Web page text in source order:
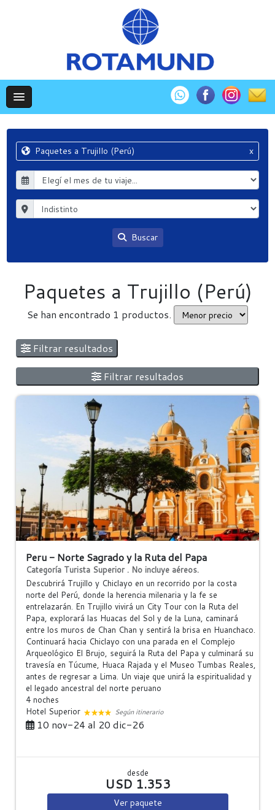
Paquetes a Trujillo (Perú) x
Buscar
Paquetes a Trujillo (Perú)
Se han encontrado 1 productos.
Filtrar resultados
Filtrar resultados
Peru - Norte Sagrado y la Ruta del Papa
Categoría Turista Superior . No incluye aéreos.
Descubrirá Trujillo y Chiclayo en un recorrido por la costa
norte del Perú, donde la herencia milenaria y la fe se
entrelazarán. En Trujillo vivirá un City Tour con la Ruta del
Papa, explorará las Huacas del Sol y de la Luna, caminará
entre los muros de Chan Chan y sentirá la brisa en Huanchaco.
Continuará hacia Chiclayo con una parada en el Complejo
Arqueológico El Brujo, seguirá la Ruta del Papa y culminará su
travesía en Túcume, Huaca Rajada y el Museo Tumbas Reales,
antes de regresar a Lima. Un viaje que unirá la espiritualidad y
el legado ancestral del norte peruano
4 noches
Hotel Superior
Según itinerario
10 nov-24 al 20 dic-26
desde
USD 1.353
Ver paquete